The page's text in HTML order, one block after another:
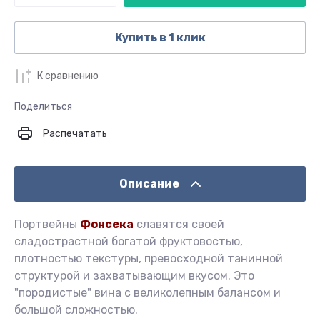
Купить в 1 клик
К сравнению
Поделиться
Распечатать
Описание
Портвейны Фонсека славятся своей
сладострастной богатой фруктовостью,
плотностью текстуры, превосходной танинной
структурой и захватывающим вкусом. Это
"породистые" вина с великолепным балансом и
большой сложностью.